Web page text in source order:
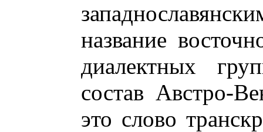
название
диалектных
состав Австро-
это слово